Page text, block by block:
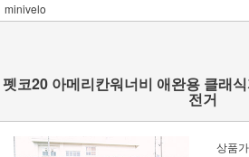
minivelo
펫코20 아메리칸워너비 애완용 클래
전거
상품가